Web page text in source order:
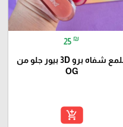
25 ₪
ملمع شفاه برو 3D بيور جلو من
OG
add_shopping_cart